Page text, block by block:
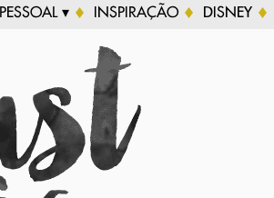
PESSOAL ▾ INSPIRAÇÃO DISNEY